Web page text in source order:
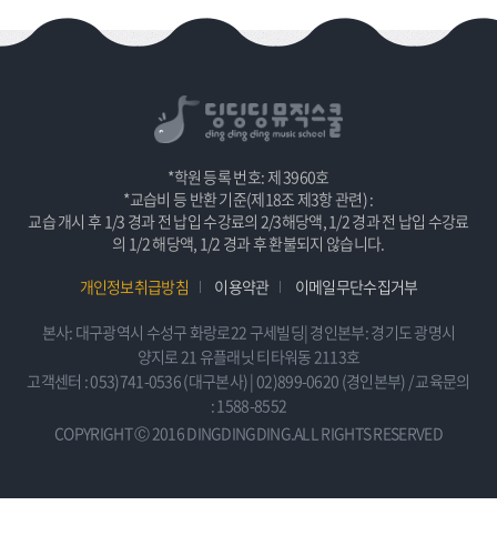
*학원 등록 번호: 제 3960호
*교습비 등 반환 기준(제18조 제3항 관련) :
교습 개시 후 1/3 경과 전 납입 수강료의 2/3해당액, 1/2 경과 전 납입 수강료
의 1/2 해당액, 1/2 경과 후 환불되지 않습니다.
개인정보취급방침
이용약관 이메일무단수집거부
본사: 대구광역시 수성구 화랑로22 구세빌딩| 경인본부: 경기도 광명시
양지로 21 유플래닛 티타워동 2113호
고객센터 : 053)741-0536 (대구본사) | 02)899-0620 (경인본부) / 교육문의
: 1588-8552
COPYRIGHT Ⓒ 2016 DINGDINGDING.ALL RIGHTS RESERVED